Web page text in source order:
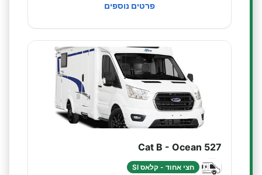
פרטים נוספים
Cat B - Ocean 527
חצי אחוד - קלאס SI